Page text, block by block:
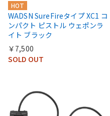
HOT
WADSN SureFireタイプ XC1 コ
ンパクト ピストル ウェポンラ
イト ブラック
￥7,500
SOLD OUT